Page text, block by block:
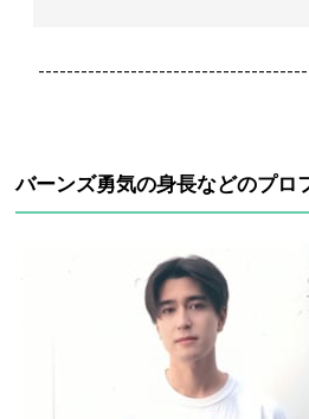
バーンズ勇気の身長などのプロ